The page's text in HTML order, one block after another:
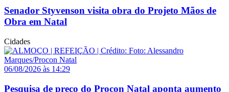
Senador Styvenson visita obra do Projeto Mãos de
Obra em Natal
Cidades
06/08/2026 às 14:29
Pesquisa de preço do Procon Natal aponta aumento